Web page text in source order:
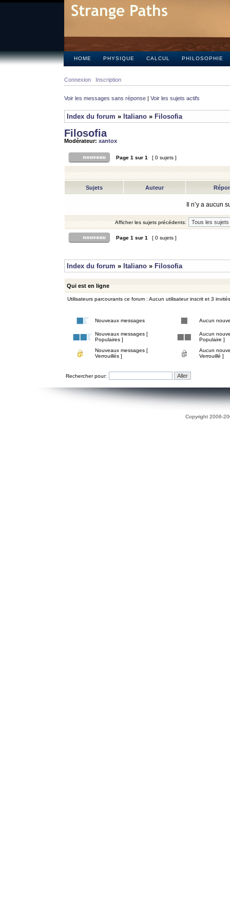
HOME PHYSIQUE CALCUL PHILOSOPHIE
Connexion Inscription
Voir les messages sans réponse | Voir les sujets actifs
Index du forum » Italiano » Filosofia
Filosofia
Modérateur: xantox
Page 1 sur 1 [ 0 sujets ]
Sujets Auteur
Il n’y a aucun
Afficher les sujets précédents:
Page 1 sur 1 [ 0 sujets ]
Index du forum » Italiano » Filosofia
Qui est en ligne
Utilisateurs parcourants ce forum : Aucun utilisateur inscrit et 3 invités
Nouveaux messages Aucun
Nouveaux messages [
Populaires ]
Aucun
Populaire ]
Nouveaux messages [
Verrouillés ]
Aucun
Verrouillé ]
Rechercher pour:
Copyright 2006-